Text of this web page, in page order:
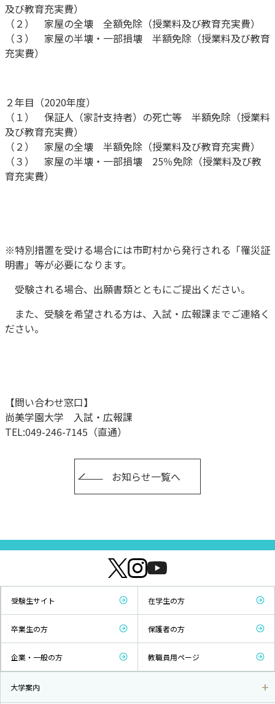
及び教育充実費）
（２） 家屋の全壊 全額免除（授業料及び教育充実費）
（３） 家屋の半壊・一部損壊 半額免除（授業料及び教育
充実費）
２年目（2020年度）
（１） 保証人（家計支持者）の死亡等 半額免除（授業料
及び教育充実費）
（２） 家屋の全壊 半額免除（授業料及び教育充実費）
（３） 家屋の半壊・一部損壊 25％免除（授業料及び教
育充実費）
※特別措置を受ける場合には市町村から発行される「罹災証
明書」等が必要になります。
受験される場合、出願書類とともにご提出ください。
また、受験を希望される方は、入試・広報課までご連絡く
ださい。
【問い合わせ窓口】
尚美学園大学 入試・広報課
TEL:049-246-7145（直通）
お知らせ一覧へ
受験生サイト 在学生の方
卒業生の方 保護者の方
企業・一般の方 教職員用ページ
大学案内